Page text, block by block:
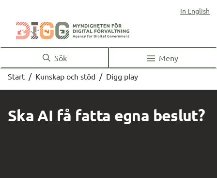
In English
Sök
Meny
Start / Kunskap och stöd / Digg play
Ska AI få fatta egna beslut?